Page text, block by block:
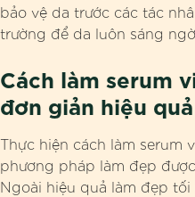
bảo vệ da trước các tác
trường để da luôn sáng
Cách làm serum
đơn giản hiệu quả
Thực hiện cách làm serum
phương pháp làm đẹp
Ngoài hiệu quả làm đẹp